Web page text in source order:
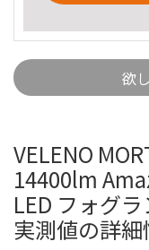
欲
VELENO
14400lm
LED フォグ
実測値の詳細